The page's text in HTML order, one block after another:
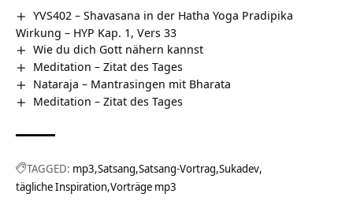
YVS402 – Shavasana in der Hatha Yoga Pradipika
Wirkung – HYP Kap. 1, Vers 33
Wie du dich Gott nähern kannst
Meditation – Zitat des Tages
Nataraja – Mantrasingen mit Bharata
Meditation – Zitat des Tages
TAGGED: mp3 Satsang Satsang-Vortrag Sukadev
tägliche Inspiration Vorträge mp3